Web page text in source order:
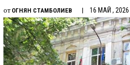
от ОГНЯН СТАМБОЛИЕВ 16 МАЙ , 2026